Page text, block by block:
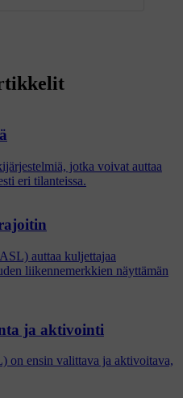
jotka voivat auttaa
eri tilanteissa.
auttaa kuljettajaa
liikennemerkkien näyttämän
ja aktivointi
on ensin valittava ja aktivoitava,